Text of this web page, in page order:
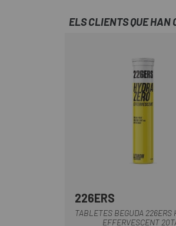
ELS CLIENTS QUE HAN
226ERS
TABLETES BEGUDA 226ERS
EFFERVESCENT